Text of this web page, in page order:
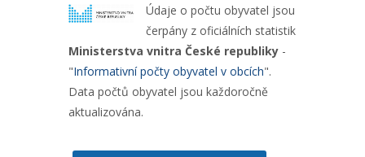
Údaje o počtu obyvatel jsou
čerpány z oficiálních statistik
Ministerstva vnitra České republiky -
"Informativní počty obyvatel v obcích".
Data počtů obyvatel jsou každoročně
aktualizována.